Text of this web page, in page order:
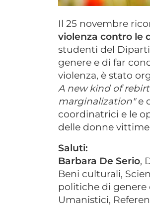
Il 25 novembre
violenza contro le
studenti del
genere e di far
violenza, è stato
A new kind of
marginalization"e
coordinatrici e le
delle donne
Saluti:
Barbara De Serio,
Beni culturali,
politiche di
Umanistici,